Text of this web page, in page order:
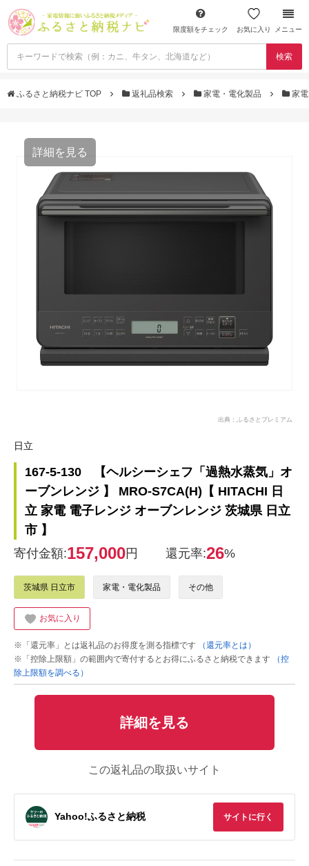
限度額をチェック お気に入り メニュー
検索
ふるさと納税ナビ TOP 返礼品検索 家電・電化製品 家電
詳細を見る
出典：ふるさとプレミアム
日立
167-5-130 【ヘルシーシェフ「過熱水蒸気」オ
ーブンレンジ 】 MRO-S7CA(H)【 HITACHI 日
立 家電 電子レンジ オーブンレンジ 茨城県 日立
市 】
寄付金額:157,000円 還元率:26%
茨城県 日立市 家電・電化製品 その他
お気に入り
※「還元率」とは返礼品のお得度を測る指標です
（還元率とは）
※「控除上限額」の範囲内で寄付するとお得にふるさと納税できます
（控
除上限額を調べる）
詳細を見る
この返礼品の取扱いサイト
Yahoo!ふるさと納税 サイトに行く